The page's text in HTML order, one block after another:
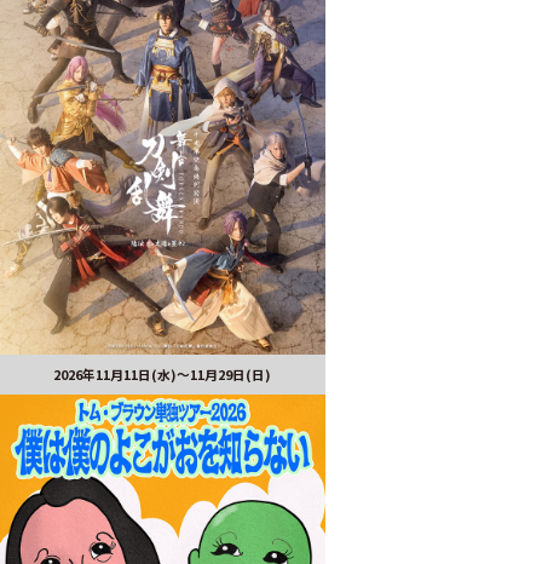
2026年11月11日(水)～11月29日(日)